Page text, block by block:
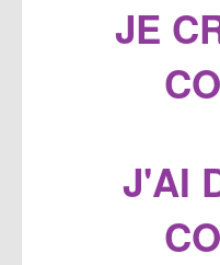
JE
J'AI